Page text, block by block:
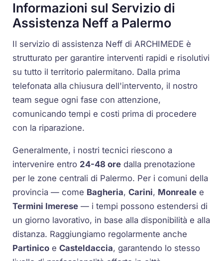
Informazioni sul Servizio di
Assistenza Neff a Palermo
Il servizio di assistenza Neff di ARCHIMEDE è
strutturato per garantire interventi rapidi e risolutivi
su tutto il territorio palermitano. Dalla prima
telefonata alla chiusura dell'intervento, il nostro
team segue ogni fase con attenzione,
comunicando tempi e costi prima di procedere
con la riparazione.
Generalmente, i nostri tecnici riescono a
intervenire entro 24-48 ore dalla prenotazione
per le zone centrali di Palermo. Per i comuni della
provincia — come Bagheria,Carini, Monreale e
Termini Imerese — i tempi possono estendersi di
un giorno lavorativo, in base alla disponibilità e alla
distanza. Raggiungiamo regolarmente anche
Partinico eCasteldaccia, garantendo lo stesso